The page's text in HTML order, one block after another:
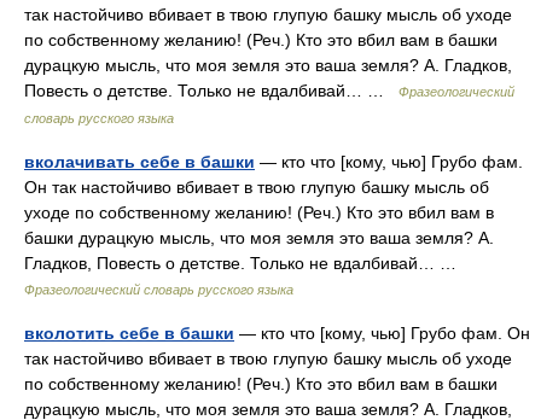
так настойчиво вбивает в твою глупую башку мысль об уходе
по собственному желанию! (Реч.) Кто это вбил вам в башки
дурацкую мысль, что моя земля это ваша земля? А. Гладков,
Повесть о детстве. Только не вдалбивай… …
Фразеологический
словарь русского языка
вколачивать себе в башки — кто что [кому, чью] Грубо фам.
Он так настойчиво вбивает в твою глупую башку мысль об
уходе по собственному желанию! (Реч.) Кто это вбил вам в
башки дурацкую мысль, что моя земля это ваша земля? А.
Гладков, Повесть о детстве. Только не вдалбивай… …
Фразеологический словарь русского языка
вколотить себе в башки — кто что [кому, чью] Грубо фам. Он
так настойчиво вбивает в твою глупую башку мысль об уходе
по собственному желанию! (Реч.) Кто это вбил вам в башки
дурацкую мысль, что моя земля это ваша земля? А. Гладков,